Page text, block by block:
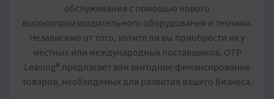
обслуживания с помощью нового
высокопроизводительного оборудования и техники.
Независимо от того, хотите ли вы приобрести их у
местных или международных поставщиков, OTP
Leasing® предлагает вам выгодное финансирование
товаров, необходимых для развития вашего бизнеса.